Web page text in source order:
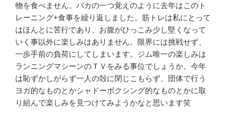
物を食べません。バカの一つ覚えのように去年はこのト
レーニング+食事を繰り返しました。筋トレは私にとって
はほんとに苦行であり、お腹がひっこみ少し堅くなって
いく事以外に楽しみはありません。限界には挑戦せず、
一歩手前の負荷にしてしまいます。ジム唯一の楽しみは
ランニングマシーンのＴＶをみる事位でしょうか。今年
は恥ずかしがらず一人の殻に閉じこもらず、団体で行う
ヨガ的なものとかシャドーボクシング的なものとかに取
り組んで楽しみを見つけてみようかなと思います笑